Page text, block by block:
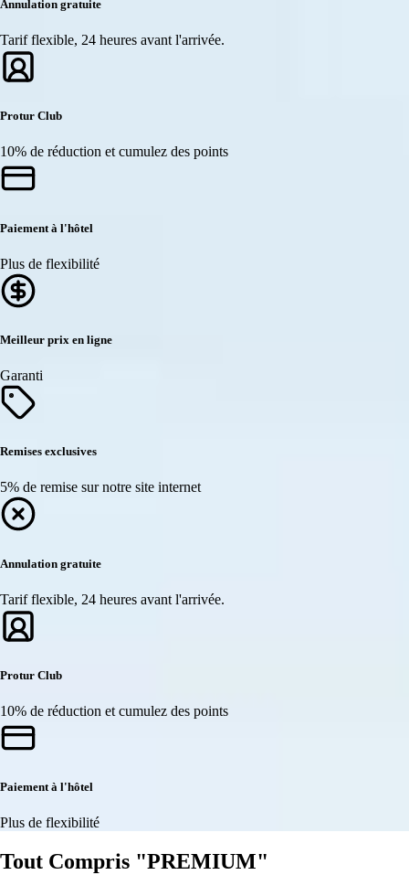
Annulation gratuite
Tarif flexible, 24 heures avant l'arrivée.
Protur Club
10% de réduction et cumulez des points
Paiement à l'hôtel
Plus de flexibilité
Meilleur prix en ligne
Garanti
Remises exclusives
5% de remise sur notre site internet
Annulation gratuite
Tarif flexible, 24 heures avant l'arrivée.
Protur Club
10% de réduction et cumulez des points
Paiement à l'hôtel
Plus de flexibilité
Tout Compris "PREMIUM"